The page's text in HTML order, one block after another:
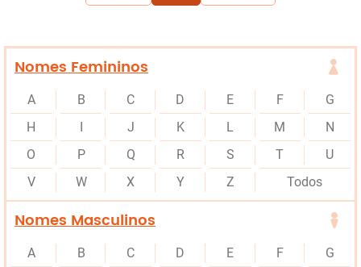
Nomes Femininos
A B C D E F
G
H
J K L M
N
O
P Q R S T
U
V
W X Y Z Todos
Nomes Masculinos
A B C D E F
G